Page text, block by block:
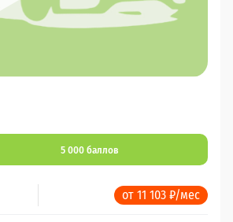
5 000 баллов
от 11 103 ₽/мес